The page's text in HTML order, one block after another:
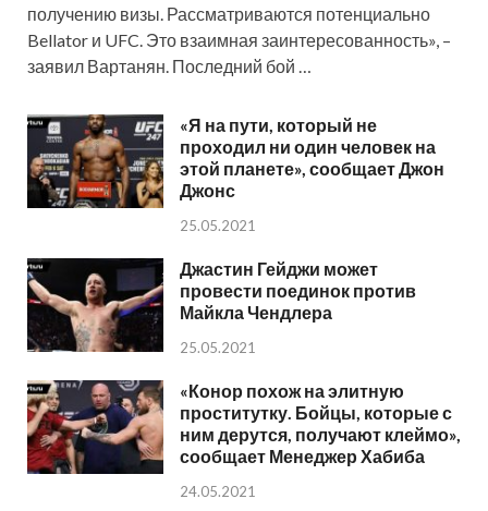
получению визы. Рассматриваются потенциально
Bellator и UFC. Это взаимная заинтересованность», –
заявил Вартанян. Последний бой …
«Я на пути, который не
проходил ни один человек на
этой планете», сообщает Джон
Джонс
25.05.2021
Джастин Гейджи может
провести поединок против
Майкла Чендлера
25.05.2021
«Конор похож на элитную
проститутку. Бойцы, которые с
ним дерутся, получают клеймо»,
сообщает Менеджер Хабиба
24.05.2021